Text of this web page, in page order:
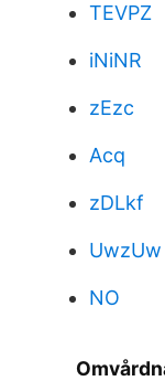
TEVPZ
iNiNR
zEzc
Acq
zDLkf
UwzUw
NO